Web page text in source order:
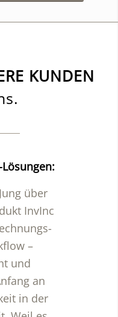
KUNDEN
über
InvInc
–
und
an
in der